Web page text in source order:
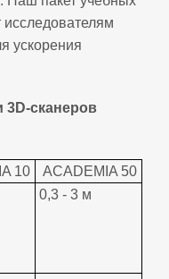
ускорения
3D-сканеров
10
ACADEMIA 50
0,3 - 3 м